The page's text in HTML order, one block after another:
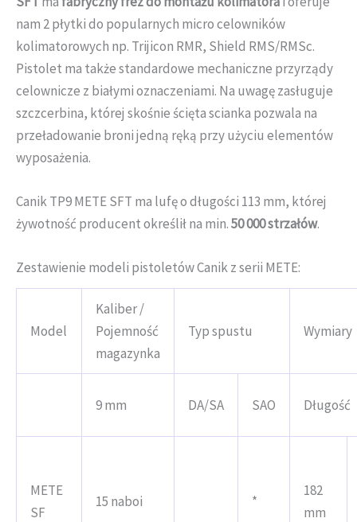
nam 2 płytki do popularnych micro celowników
kolimatorowych np. Trijicon RMR, Shield RMS/RMSc.
Pistolet ma także standardowe mechaniczne przyrządy
celownicze z białymi oznaczeniami. Na uwagę zasługuje
szczcerbina, której skośnie ścięta scianka pozwala na
przeładowanie broni jedną ręką przy użyciu elementów
wyposażenia.
Canik TP9 METE SFT ma lufę o długości 113 mm, której
żywotność producent określił na min.50 000 strzałów.
Zestawienie modeli pistoletów Canik z serii METE:
Model
Kaliber /
Pojemność
magazynka
Typ spustu Wymiary
9 mm DA/SA SAO Długość
METE
SF
15 naboi *
182
mm